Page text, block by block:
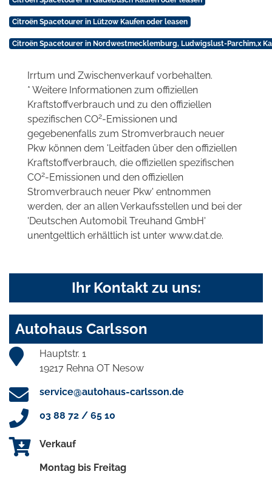
Citroën Spacetourer in Lützow Kaufen oder leasen
Citroën Spacetourer in Nordwestmecklemburg, Ludwigslust-Parchim,x
Irrtum und Zwischenverkauf vorbehalten.
* Weitere Informationen zum offiziellen
Kraftstoffverbrauch und zu den offiziellen
spezifischen CO2-Emissionen und
gegebenenfalls zum Stromverbrauch neuer
Pkw können dem 'Leitfaden über den offiziellen
Kraftstoffverbrauch, die offiziellen spezifischen
CO2-Emissionen und den offiziellen
Stromverbrauch neuer Pkw' entnommen
werden, der an allen Verkaufsstellen und bei der
'Deutschen Automobil Treuhand GmbH'
unentgeltlich erhältlich ist unter www.dat.de.
Ihr Kontakt zu uns:
Autohaus Carlsson
Hauptstr. 1
19217 Rehna OT Nesow
service@autohaus-carlsson.de
03 88 72 / 65 10
Verkauf
Montag bis Freitag